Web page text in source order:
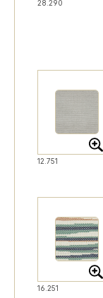
28.290
12.751
16.251